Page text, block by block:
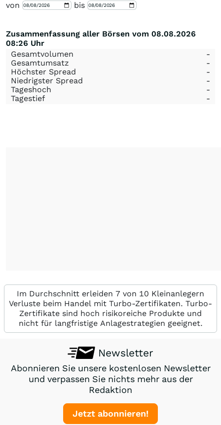
von
bis
Zusammenfassung aller Börsen vom 08.08.2026
08:26 Uhr
Gesamtvolumen
-
Gesamtumsatz
-
Höchster Spread
-
Niedrigster Spread
-
Tageshoch
-
Tagestief
-
Im Durchschnitt erleiden 7 von 10 Kleinanlegern
Verluste beim Handel mit Turbo-Zertifikaten. Turbo-
Zertifikate sind hoch risikoreiche Produkte und
nicht für langfristige Anlagestrategien geeignet.
Newsletter
Abonnieren Sie unsere kostenlosen Newsletter
und verpassen Sie nichts mehr aus der
Redaktion
Jetzt abonnieren!